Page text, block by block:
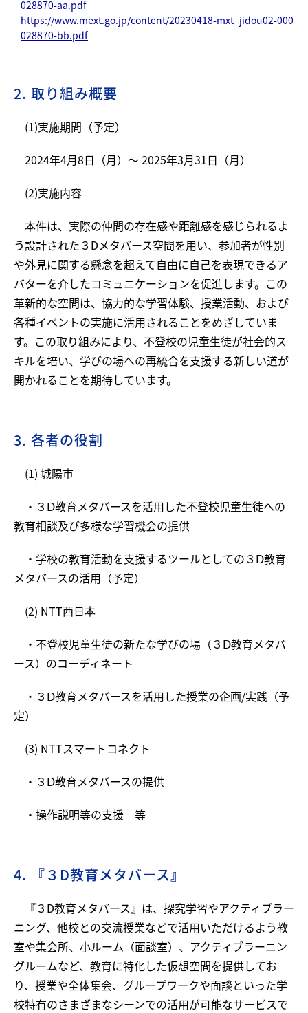
028870-aa.pdf
https://www.mext.go.jp/content/20230418-mxt_jidou02-000
028870-bb.pdf
2. 取り組み概要
(1)実施期間（予定）
2024年4月8日（月）～ 2025年3月31日（月）
(2)実施内容
本件は、実際の仲間の存在感や距離感を感じられるよ
う設計された３Dメタバース空間を用い、参加者が性別
や外見に関する懸念を超えて自由に自己を表現できるア
バターを介したコミュニケーションを促進します。この
革新的な空間は、協力的な学習体験、授業活動、および
各種イベントの実施に活用されることをめざしていま
す。この取り組みにより、不登校の児童生徒が社会的ス
キルを培い、学びの場への再統合を支援する新しい道が
開かれることを期待しています。
3. 各者の役割
(1) 城陽市
・３Ⅾ教育メタバースを活用した不登校児童生徒への
教育相談及び多様な学習機会の提供
・学校の教育活動を支援するツールとしての３Ⅾ教育
メタバースの活用（予定）
(2) NTT西日本
・不登校児童生徒の新たな学びの場（３Ⅾ教育メタバ
ース）のコーディネート
・３Ⅾ教育メタバースを活用した授業の企画/実践（予
定）
(3) NTTスマートコネクト
・３Ⅾ教育メタバースの提供
・操作説明等の支援 等
4. 『３D教育メタバース』
『３D教育メタバース』は、探究学習やアクティブラー
ニング、他校との交流授業などで活用いただけるよう教
室や集会所、小ルーム（面談室）、アクティブラーニン
グルームなど、教育に特化した仮想空間を提供してお
り、授業や全体集会、グループワークや面談といった学
校特有のさまざまなシーンでの活用が可能なサービスで